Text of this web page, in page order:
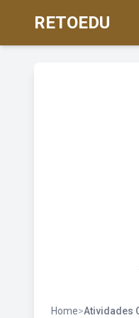
RETOEDU
Home>Atividades